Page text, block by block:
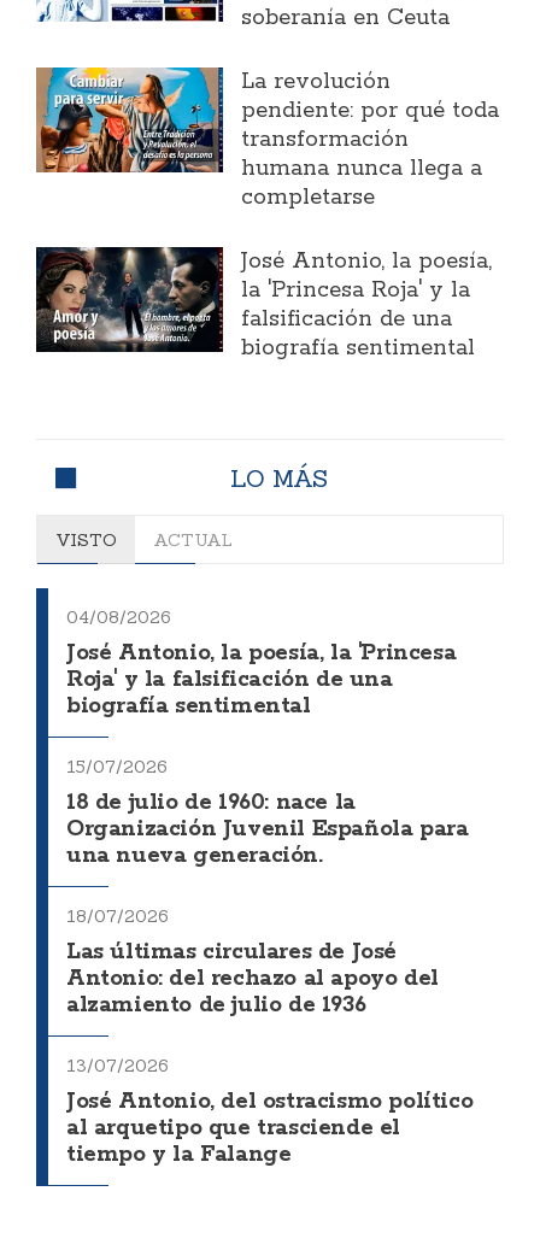
soberanía en Ceuta
La revolución
pendiente: por qué toda
transformación
humana nunca llega a
completarse
José Antonio, la poesía,
la 'Princesa Roja' y la
falsificación de una
biografía sentimental
LO MÁS
VISTO ACTUAL
04/08/2026
José Antonio, la poesía, la 'Princesa
Roja' y la falsificación de una
biografía sentimental
15/07/2026
18 de julio de 1960: nace la
Organización Juvenil Española para
una nueva generación.
18/07/2026
Las últimas circulares de José
Antonio: del rechazo al apoyo del
alzamiento de julio de 1936
13/07/2026
José Antonio, del ostracismo político
al arquetipo que trasciende el
tiempo y la Falange